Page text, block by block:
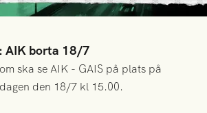
AIK borta 18/7
ska se AIK - GAIS på plats på
den 18/7 kl 15.00.